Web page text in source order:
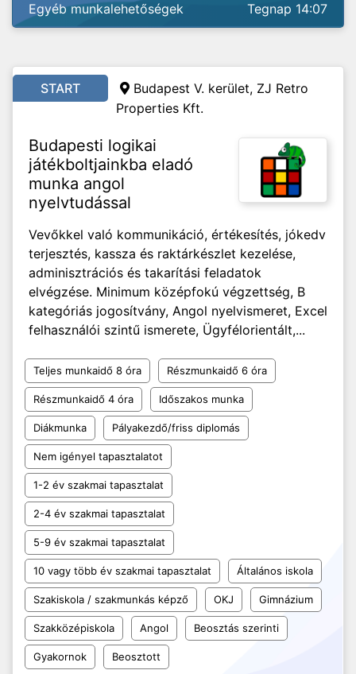
Egyéb munkalehetőségek Tegnap 14:07
START
Budapest V. kerület, ZJ Retro
Properties Kft.
Budapesti logikai
játékboltjainkba eladó
munka angol
nyelvtudással
Vevőkkel való kommunikáció, értékesítés, jókedv
terjesztés, kassza és raktárkészlet kezelése,
adminisztrációs és takarítási feladatok
elvégzése. Minimum középfokú végzettség, B
kategóriás jogosítvány, Angol nyelvismeret, Excel
felhasználói szintű ismerete, Ügyfélorientált,...
Teljes munkaidő 8 óra Részmunkaidő 6 óra
Részmunkaidő 4 óra Időszakos munka
Diákmunka Pályakezdő/friss diplomás
Nem igényel tapasztalatot
1-2 év szakmai tapasztalat
2-4 év szakmai tapasztalat
5-9 év szakmai tapasztalat
10 vagy több év szakmai tapasztalat Általános iskola
Szakiskola / szakmunkás képző OKJ Gimnázium
Szakközépiskola Angol Beosztás szerinti
Gyakornok Beosztott